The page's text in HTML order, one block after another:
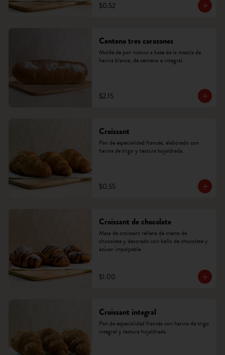
$0.52
Centeno tres corazones
Molde de pan rústico a base de la mezcla de
harina blanca, de centeno e integral.
$2.15
Croissant
Pan de especialidad francés, elaborado con
harina de trigo y textura hojaldrada.
$0.55
Croissant de chocolate
Masa de croissant rellena de crema de
chocolate y decorado con baño de chocolate y
azúcar impalpable.
$1.00
Croissant integral
Pan de especialidad francés con harina de trigo
integral y textura hojaldrada.